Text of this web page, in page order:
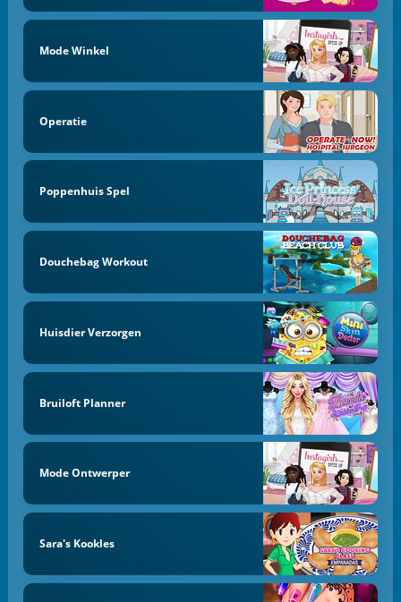
Mode Winkel
Operatie
Poppenhuis Spel
Douchebag Workout
Huisdier Verzorgen
Bruiloft Planner
Mode Ontwerper
Sara's Kookles